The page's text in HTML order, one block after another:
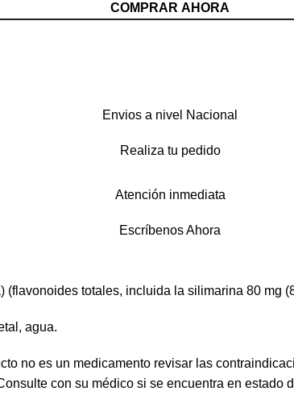
COMPRAR AHORA
Envios a nivel Nacional
Realiza tu pedido
Atención inmediata
Escríbenos Ahora
(flavonoides totales, incluida la silimarina 80 mg
agua.
no es un medicamento revisar las
con su médico si se encuentra en estado